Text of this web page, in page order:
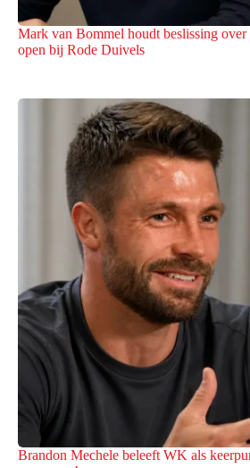
Mark van Bommel houdt beslissing
open bij Rode Duivels
Brandon Mechele beleeft WK als